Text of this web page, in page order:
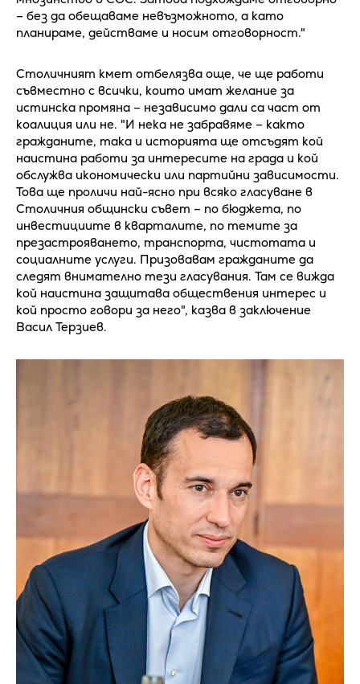
– без да обещаваме невъзможното, а като
планираме, действаме и носим отговорност."
Столичният кмет отбелязва още, че ще работи
съвместно с всички, които имат желание за
истинска промяна – независимо дали са част от
коалиция или не. "И нека не забравяме – както
гражданите, така и историята ще отсъдят кой
наистина работи за интересите на града и кой
обслужва икономически или партийни зависимости.
Това ще проличи най-ясно при всяко гласуване в
Столичния общински съвет – по бюджета, по
инвестициите в кварталите, по темите за
презастрояването, транспорта, чистотата и
социалните услуги. Призовавам гражданите да
следят внимателно тези гласувания. Там се вижда
кой наистина защитава обществения интерес и
кой просто говори за него", казва в заключение
Васил Терзиев.